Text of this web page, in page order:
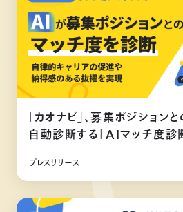
「カオナビ」、募集ポジショ
自動診断する「AIマッチ度診
プレスリリース